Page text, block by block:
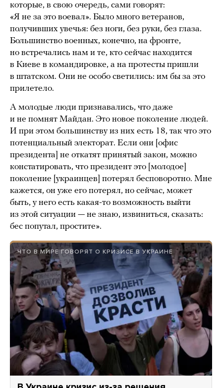
которые, в свою очередь, сами говорят:
«Я не за это воевал». Было много ветеранов,
получивших увечья: без ноги, без руки, без глаза.
Большинство военных, конечно, на фронте,
но встречались нам и те, кто сейчас находится
в Киеве в командировке, а на протесты пришли
в штатском. Они не особо светились: им бы за это
прилетело.
А молодые люди признавались, что даже
и не помнят Майдан. Это новое поколение людей.
И при этом большинству из них есть 18, так что это
потенциальный электорат. Если они [офис
президента] не откатят принятый закон, можно
констатировать, что президент это [молодое]
поколение [украинцев] потерял бесповоротно. Мне
кажется, он уже его потерял, но сейчас, может
быть, у него есть какая-то возможность выйти
из этой ситуации — не знаю, извиниться, сказать:
бес попутал, простите».
ЧТО В МИРЕ ГОВОРЯТ О КРИЗИСЕ В УКРАИНЕ